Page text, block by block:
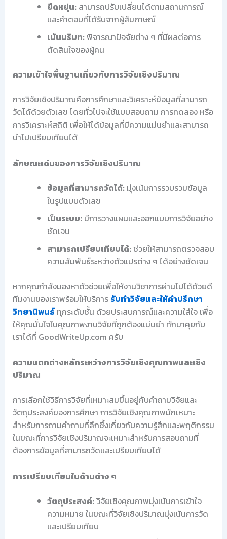
ยืดหยุ่น: สามารถปรับเปลี่ยนได้ตามสถานการณ์
และคำตอบที่ได้รับจากผู้สัมภาษณ์
เน้นบริบท: พิจารณาปัจจัยต่าง ๆ ที่มีผลต่อการ
ตัดสินใจของผู้คน
ความเข้าใจพื้นฐานเกี่ยวกับการวิจัยเชิงปริมาณ
การวิจัยเชิงปริมาณคือการศึกษาและวิเคราะห์ข้อมูลที่สามารถ
วัดได้ด้วยตัวเลข โดยทั่วไปจะใช้แบบสอบถาม การทดลอง หรือ
การวิเคราะห์สถิติ เพื่อให้ได้ข้อมูลที่มีความแม่นยำและสามารถ
นำไปเปรียบเทียบได้
ลักษณะเด่นของการวิจัยเชิงปริมาณ
ข้อมูลที่สามารถวัดได้: มุ่งเน้นการรวบรวมข้อมูล
ในรูปแบบตัวเลข
เป็นระบบ: มีการวางแผนและออกแบบการวิจัยอย่าง
ชัดเจน
สามารถเปรียบเทียบได้: ช่วยให้สามารถตรวจสอบ
ความสัมพันธ์ระหว่างตัวแปรต่าง ๆ ได้อย่างชัดเจน
หากคุณกำลังมองหาตัวช่วยเพื่อให้งานวิชาการผ่านไปได้ด้วยดี
ทีมงานของเราพร้อมให้บริการ รับทำวิจัยและให้คำปรึกษา
วิทยานิพนธ์ทุกระดับชั้น ด้วยประสบการณ์และความใส่ใจ เพื่อ
ให้คุณมั่นใจในคุณภาพงานวิจัยที่ถูกต้องแม่นยำ ทักมาคุยกับ
เราได้ที่ GoodWriteUp.com ครับ
ความแตกต่างหลักระหว่างการวิจัยเชิงคุณภาพและเชิง
ปริมาณ
การเลือกใช้วิธีการวิจัยที่เหมาะสมขึ้นอยู่กับคำถามวิจัยและ
วัตถุประสงค์ของการศึกษา การวิจัยเชิงคุณภาพมักเหมาะ
สำหรับการถามคำถามที่ลึกซึ้งเกี่ยวกับความรู้สึกและพฤติกรรม
ในขณะที่การวิจัยเชิงปริมาณจะเหมาะสำหรับการสอบถามที่
ต้องการข้อมูลที่สามารถวัดและเปรียบเทียบได้
การเปรียบเทียบในด้านต่าง ๆ
วัตถุประสงค์: วิจัยเชิงคุณภาพมุ่งเน้นการเข้าใจ
ความหมาย ในขณะที่วิจัยเชิงปริมาณมุ่งเน้นการวัด
และเปรียบเทียบ